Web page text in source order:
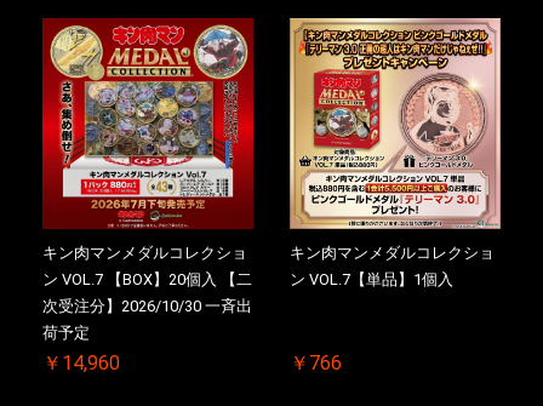
キン肉マンメダルコレクショ
ン VOL.7 【BOX】20個入 【二
次受注分】2026/10/30 一斉出
荷予定
￥14,960
キン肉マンメダルコレクショ
ン VOL.7【単品】1個入
￥766